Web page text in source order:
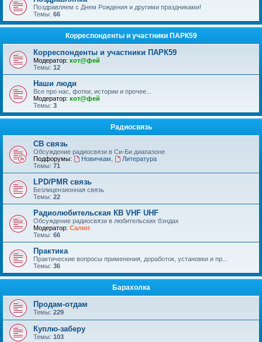
Поздравляем с Днем Рождения и другими праздниками!
Темы: 66
Корреспонденты и участники ПАРК59
Корреспонденты и участники ПАРК59
Модератор: кот@фей
Темы: 12
Наши люди
Все про нас, фотки, истории и прочее...
Модератор: кот@фей
Темы: 3
Радиосвязь
СВ связь
Обсуждение радиосвязи в Си-Би диапазоне
Подфорумы:
Новичкам
Литература
Темы: 71
LPD/PMR связь
Безлицензионная связь
Темы: 22
Радиолюбительская КВ VHF UHF
Обсуждение радиосвязи в любительских бэндах
Модератор: Салют
Темы: 66
Практика
Практические вопросы применения, доработок, установки и пр...
Темы: 36
Барахолка
Продам-отдам
Темы: 229
Куплю-заберу
Темы: 103